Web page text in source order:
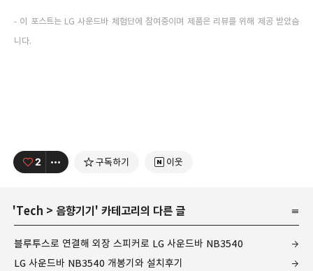
- 이 포스트는 LG 사운드바 체험단에 참여중이며 제품은 리뷰를 위해 제공 받았습
니다.
2 구독하기 이웃
'Tech > 음향기기 ' 카테고리의 다른 글
블루투스로 연결해 외장 스피커로 LG 사운드바 NB3540
LG 사운드바 NB3540 개봉기와 설치후기